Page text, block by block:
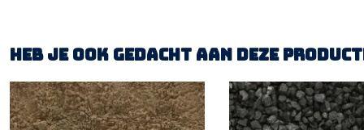
Heb je ook gedacht aan deze